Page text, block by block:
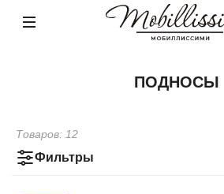
ПОДНОСЫ
Фильтры
Товаров: 12